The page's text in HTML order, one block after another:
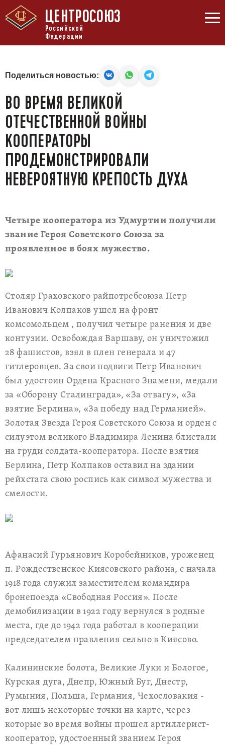
ЦЕНТРОСОЮЗ
Российской
Федерации
Поделиться новостью:
ВО ВРЕМЯ ВЕЛИКОЙ
ОТЕЧЕСТВЕННОЙ ВОЙНЫ
КООПЕРАТОРЫ
ПРОДЕМОНСТРИРОВАЛИ
НЕВЕРОЯТНУЮ КРЕПОСТЬ ДУХА
Четыре кооператора из Удмуртии получили
звание Героя Советского Союза за
проявленное в боях мужество.
Столяр Граховского райпотребсоюза Петр
Иванович Колпаков ушел на фронт
комсомольцем , получил четыре ранения и две
контузии. Освобождая Варшаву, он уничтожил
28 фашистов, взял в плен генерала и 47
гитлеровцев. За свои подвиги Петр Иванович
был удостоин Ордена Красного Знамени, медали
за «Оборону Сталинграда», «За отвагу», «За
взятие Берлина», «За победу над Германией».
Золотая Звезда Героя Советского Союза и орден с
силуэтом великого Владимира Ленина блистали
на груди солдата-кооператора. После взятия
Берлина, Петр Колпаков оставил на здании
рейхстага свою роспись как символ мужества и
смелости.
Афанасий Гурьянович Коробейников, уроженец
п. Рождественское Киясовского района, с начала
1918 года служил заместителем командира
бронепоезда «Свободная Россия». После
демобилизации в 1922 году вернулся в родные
места, где до 1942 года работал в кооперации
председателем правления сельпо в Киясово.
Калининские болота, Великие Луки и Бологое,
Курская дуга, Днепр, Южный Буг, Днестр,
Румыния, Польша, Германия, Чехословакия -
вот лишь некоторые точки на карте, через
которые во время войны прошел артиллерист-
кооператор, удостоенный званием Героя